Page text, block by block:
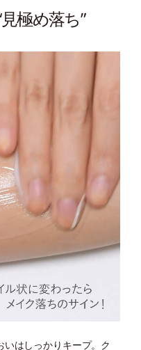
見極め落ち”
はしっかりキープ。 ク